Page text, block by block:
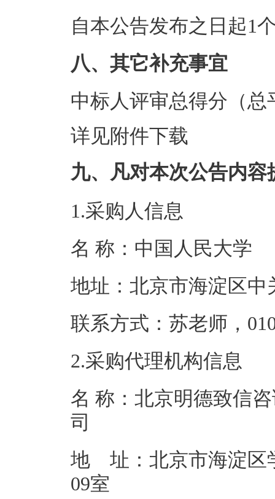
自本公告发布之日起1
八、其它补充事宜
中标人评审总得分（总
详见附件下载
九、凡对本次公告内
1.采购人信息
名 称：中国人
地址：北京市
联系方式：苏老
2.采购代理机构信息
名 称：北京明德致信
地 址：北京市海淀区
09